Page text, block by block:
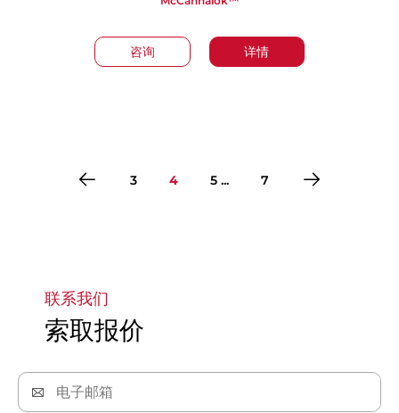
咨询 详情
3 4 5 ... 7
联系我们
索取报价